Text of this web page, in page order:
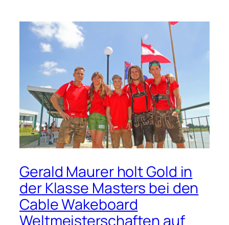
Gerald Maurer holt Gold in
der Klasse Masters bei den
Cable Wakeboard
Weltmeisterschaften auf